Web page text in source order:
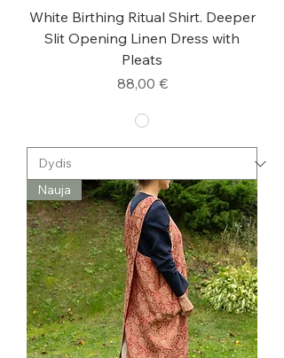
White Birthing Ritual Shirt. Deeper
Slit Opening Linen Dress with
Pleats
Kaina
88,00 €
Nauja